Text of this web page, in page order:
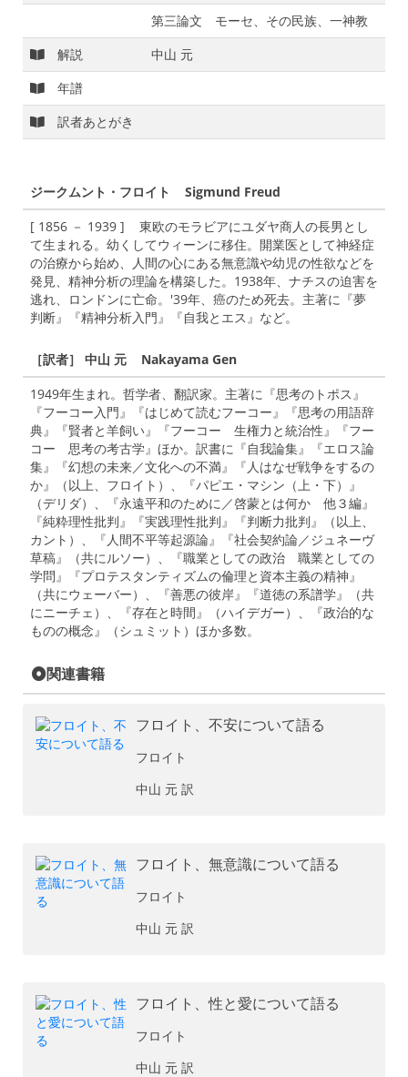
第三論文 モーセ、その民族、一神教
解説
中山 元
年譜
訳者あとがき
ジークムント・フロイト Sigmund Freud
[ 1856 － 1939 ] 東欧のモラビアにユダヤ商人の長男とし
て生まれる。幼くしてウィーンに移住。開業医として神経症
の治療から始め、人間の心にある無意識や幼児の性欲などを
発見、精神分析の理論を構築した。1938年、ナチスの迫害を
逃れ、ロンドンに亡命。'39年、癌のため死去。主著に『夢
判断』『精神分析入門』『自我とエス』など。
［訳者］ 中山 元 Nakayama Gen
1949年生まれ。哲学者、翻訳家。主著に『思考のトポス』
『フーコー入門』『はじめて読むフーコー』『思考の用語辞
典』『賢者と羊飼い』『フーコー 生権力と統治性』『フー
コー 思考の考古学』ほか。訳書に『自我論集』『エロス論
集』『幻想の未来／文化への不満』『人はなぜ戦争をするの
か』（以上、フロイト）、『パピエ・マシン（上・下）』
（デリダ）、『永遠平和のために／啓蒙とは何か 他３編』
『純粋理性批判』『実践理性批判』『判断力批判』（以上、
カント）、『人間不平等起源論』『社会契約論／ジュネーヴ
草稿』（共にルソー）、『職業としての政治 職業としての
学問』『プロテスタンティズムの倫理と資本主義の精神』
（共にウェーバー）、『善悪の彼岸』『道徳の系譜学』（共
にニーチェ）、『存在と時間』（ハイデガー）、『政治的な
ものの概念』（シュミット）ほか多数。
関連書籍
フロイト、不安について語る
フロイト
中山 元 訳
フロイト、無意識について語る
フロイト
中山 元 訳
フロイト、性と愛について語る
フロイト
中山 元 訳